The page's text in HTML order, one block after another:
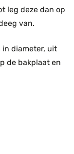
leg deze dan op
van.
in diameter, uit
de bakplaat en